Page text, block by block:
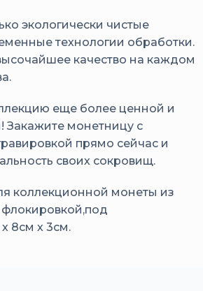
экологически чистые
технологии обработки.
качество на каждом
еще более ценной и
Закажите монетницу с
прямо сейчас и
своих сокровищ.
коллекционной монеты из
флокировкой,под
8см х 3см.